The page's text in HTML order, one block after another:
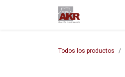
Todos los productos